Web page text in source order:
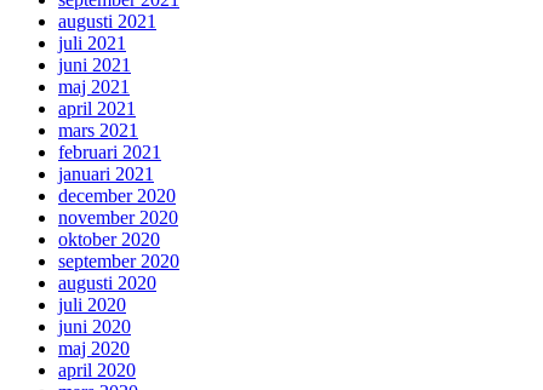
augusti 2021
juli 2021
juni 2021
maj 2021
april 2021
mars 2021
februari 2021
januari 2021
december 2020
november 2020
oktober 2020
september 2020
augusti 2020
juli 2020
juni 2020
maj 2020
april 2020